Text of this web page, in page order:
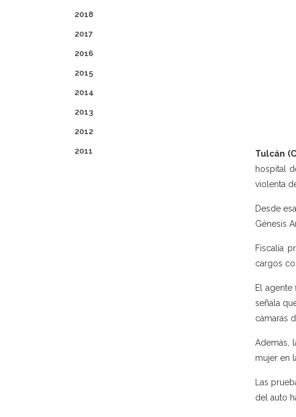
2018
2017
2016
2015
2014
2013
2012
2011 Tulcán
hospital
violenta
Desde
Génesis
Fiscalía
cargos
El
señala
cámaras
Además,
mujer en
Las
del auto